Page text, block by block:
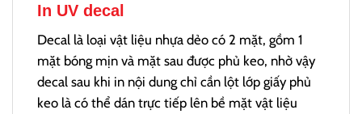
In UV decal
Decal là loại vật liệu nhựa dẻo có 2 mặt, gồm 1
mặt bóng mịn và mặt sau được phủ keo, nhờ vậy
decal sau khi in nội dung chỉ cần lột lớp giấy phủ
keo là có thể dán trực tiếp lên bề mặt vật liệu